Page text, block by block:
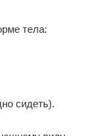
тела:
сидеть).